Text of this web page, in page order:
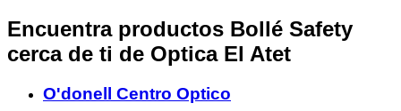
Encuentra productos Bollé Safety
cerca de ti de Optica El Atet
O'donell Centro Optico